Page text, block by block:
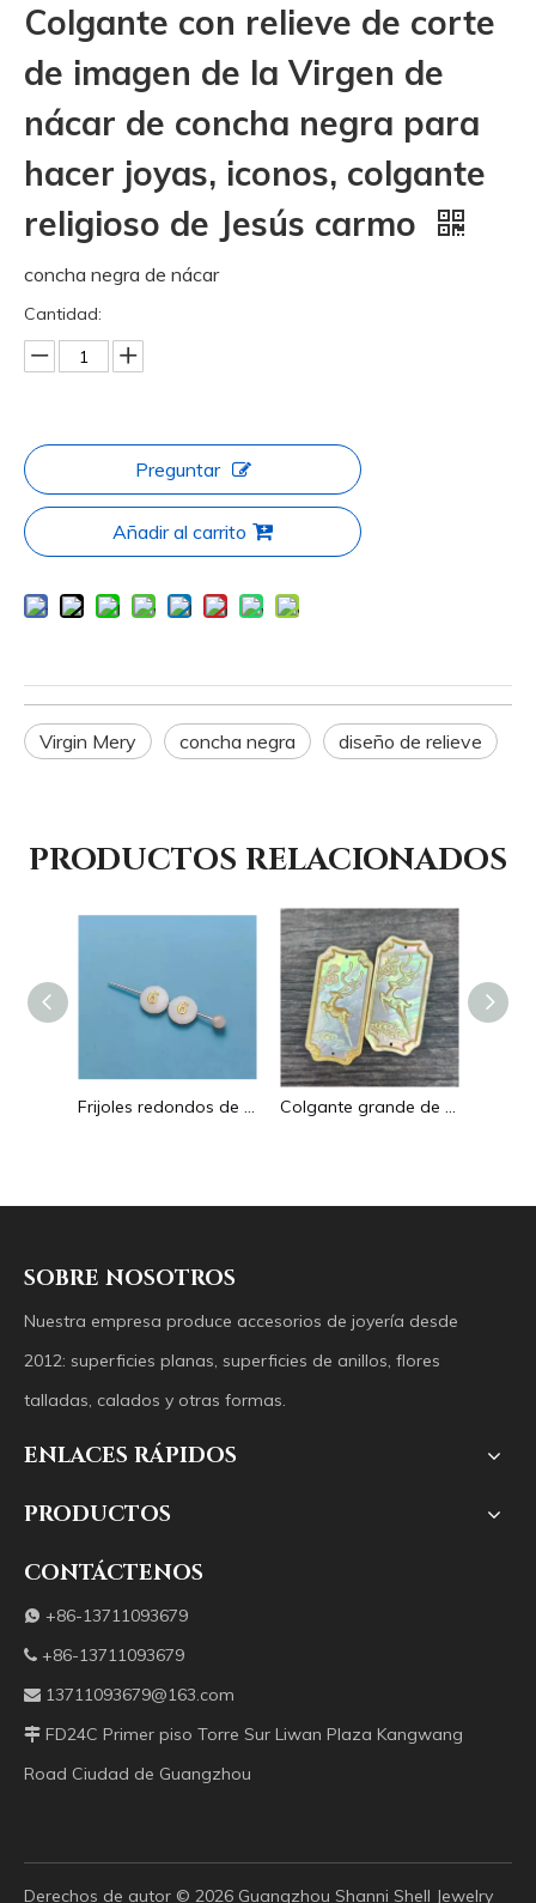
Colgante con relieve de corte
de imagen de la Virgen de
nácar de concha negra para
hacer joyas, iconos, colgante
religioso de Jesús carmo
concha negra de nácar
Cantidad:
Preguntar
Añadir al carrito
Virgin Mery concha negra diseño de relieve
PRODUCTOS RELACIONADOS
Frijoles redondos de nácar Natural para diseño de collar, corte de letras, cabujón de tamaño pequeño, fabricación de pulseras, concha de diseño Colgante grande de nácar Natural con imagen de animal, cuadrado de corte para collar con cabujón de diseño en relieve de concha amarilla
SOBRE NOSOTROS
Nuestra empresa produce accesorios de joyería desde
2012: superficies planas, superficies de anillos, flores
talladas, calados y otras formas.
ENLACES RÁPIDOS
PRODUCTOS
CONTÁCTENOS
 +86-13711093679
 +86-13711093679
 13711093679@163.com
 FD24C Primer piso Torre Sur Liwan Plaza Kangwang
Road Ciudad de Guangzhou
Derechos de autor ©️ 2026 Guangzhou Shanni Shell Jewelry